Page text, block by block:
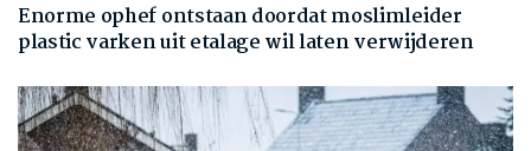
Enorme ophef ontstaan doordat moslimleider
plastic varken uit etalage wil laten verwijderen